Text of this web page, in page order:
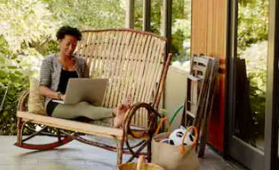
le bas pour les parcourir ou en appuyant et en